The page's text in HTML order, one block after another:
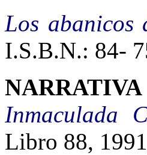
Los abanicos
I.S.B.N.: 84-
NARRATIVA
Inmaculada
Libro 88,